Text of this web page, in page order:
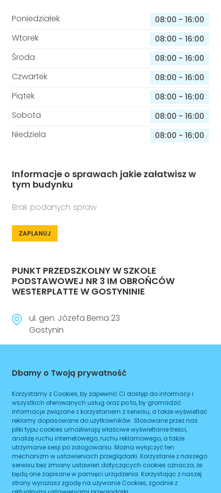
Poniedziałek 08:00 - 16:00
Wtorek
08:00 - 16:00
Środa
08:00 - 16:00
Czwartek
08:00 - 16:00
Piątek
08:00 - 16:00
Sobota
08:00 - 16:00
Niedziela
08:00 - 16:00
Informacje o sprawach jakie załatwisz w
tym budynku
Brak podanych spraw
ZAPLANUJ
PUNKT PRZEDSZKOLNY W SZKOLE
PODSTAWOWEJ NR 3 IM OBROŃCÓW
WESTERPLATTE W GOSTYNINIE
ul. gen. Józefa Bema 23
Gostynin
Czynne
Planowane zamknięcie 16:00
WIĘCEJ
Dojazd
Tramwaj
Brak podanych linii
Autobus
Brak podanych linii
Dbamy o Twoją prywatność
Korzystamy z Cookies, by zapewnić Ci dostęp do informacji i
wszystkich oferowanych usług oraz po to, by gromadzić
informacje związane z korzystaniem z serwisu, a także wyświetlać
reklamy dopasowane do użytkowników. Stosowane przez nas
pliki typu cookies umożliwiają właściwe wyświetlanie treści,
analizę ruchu internetowego, ruchu reklamowego, a także
utrzymanie sesji po zalogowaniu. Można wyłączyć ten
mechanizm w ustawieniach przeglądarki. Korzystanie z naszego
serwisu bez zmiany ustawień dotyczących cookies oznacza, że
będą one zapisane w pamięci urządzenia. Korzystając z naszej
strony wyrażasz zgodę na używanie Cookies, zgodnie z